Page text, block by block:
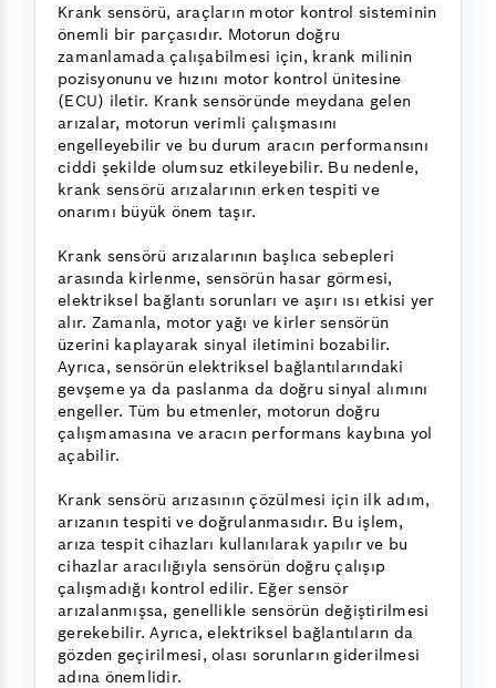
Krank sensörü, araçların motor kontrol sisteminin
önemli bir parçasıdır. Motorun doğru
zamanlamada çalışabilmesi için, krank milinin
pozisyonunu ve hızını motor kontrol ünitesine
(ECU) iletir. Krank sensöründe meydana gelen
arızalar, motorun verimli çalışmasını
engelleyebilir ve bu durum aracın performansını
ciddi şekilde olumsuz etkileyebilir. Bu nedenle,
krank sensörü arızalarının erken tespiti ve
onarımı büyük önem taşır.
Krank sensörü arızalarının başlıca sebepleri
arasında kirlenme, sensörün hasar görmesi,
elektriksel bağlantı sorunları ve aşırı ısı etkisi yer
alır. Zamanla, motor yağı ve kirler sensörün
üzerini kaplayarak sinyal iletimini bozabilir.
Ayrıca, sensörün elektriksel bağlantılarındaki
gevşeme ya da paslanma da doğru sinyal alımını
engeller. Tüm bu etmenler, motorun doğru
çalışmamasına ve aracın performans kaybına yol
açabilir.
Krank sensörü arızasının çözülmesi için ilk adım,
arızanın tespiti ve doğrulanmasıdır. Bu işlem,
arıza tespit cihazları kullanılarak yapılır ve bu
cihazlar aracılığıyla sensörün doğru çalışıp
çalışmadığı kontrol edilir. Eğer sensör
arızalanmışsa, genellikle sensörün değiştirilmesi
gerekebilir. Ayrıca, elektriksel bağlantıların da
gözden geçirilmesi, olası sorunların giderilmesi
adına önemlidir.